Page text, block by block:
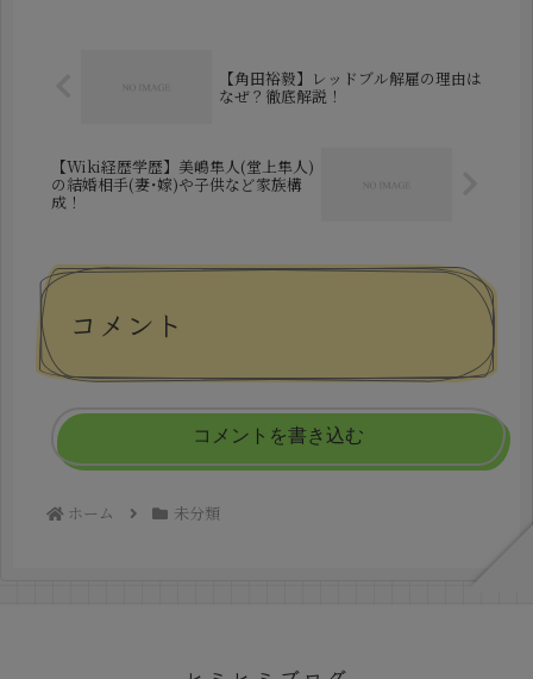
【角田裕毅】レッドブル解雇の理由は
なぜ？徹底解説！
【Wiki経歴学歴】美嶋隼人(堂上隼人)
の結婚相手(妻･嫁)や子供など家族構
成！
コメント
コメントを書き込む
ホーム 未分類